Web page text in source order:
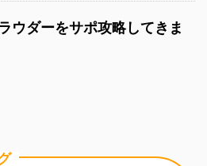
ウダーをサポ攻略してきま